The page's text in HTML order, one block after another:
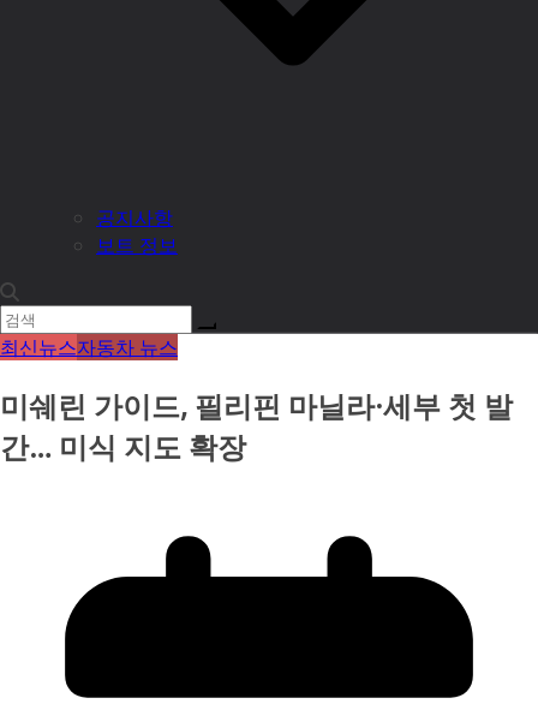
공지사항
보트 정보
최신뉴스자동차 뉴스
미쉐린 가이드, 필리핀 마닐라·세부 첫 발
간… 미식 지도 확장